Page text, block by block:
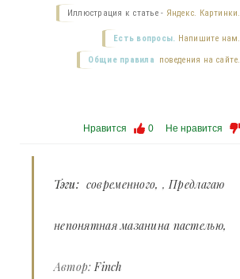
Иллюстрация к статье - Яндекс. Картинки.
Есть вопросы. Напишите нам.
Общие правила поведения на сайте.
Нравится 0 Не нравится
Тэги: современного ,Предлагаю
непонятная мазанина пастелью
Автор:Finch